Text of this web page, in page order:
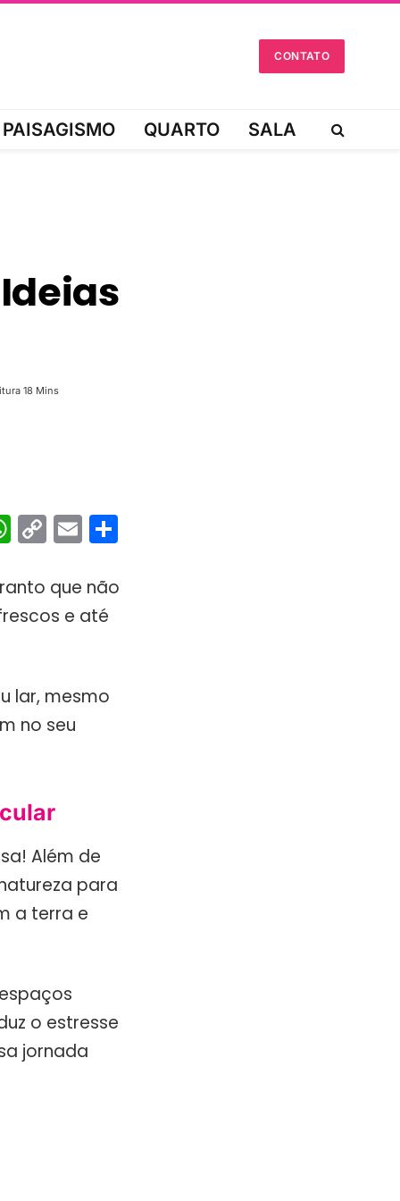
CONTATO
PAISAGISMO QUARTO SALA
18 Mins
WhatsApp
Copy
Link
Email
que não
e até
lar, mesmo
no seu
Além de
para
a terra e
o estresse
jornada